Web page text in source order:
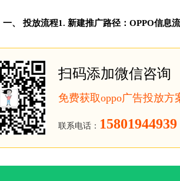
一、 投放流程1. 新建推广路径：OPPO信息
扫码添加微信咨询
免费获取oppo广告投放
联系电话： 15801944939